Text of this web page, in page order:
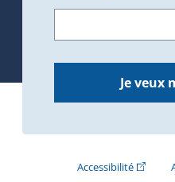
Je veux
Accessibilité(Cet